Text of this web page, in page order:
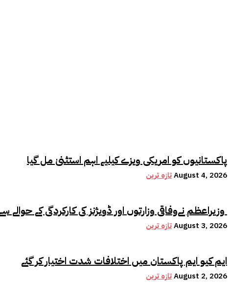
پاکستانیوں کو امریکی ویزے کیلیے اہم استثنیٰ مل گیا
تازہ ترینAugust 4, 2026
وزیراعظم نےوفاقی وزارتوں اور ڈویژنز کی کارکردگی کے حوالے سے اہم فیصلہ کر لیا
تازہ ترینAugust 3, 2026
ایم کیو ایم پاکستان میں اختلافات شدت اختیار کر گئے
تازہ ترینAugust 2, 2026